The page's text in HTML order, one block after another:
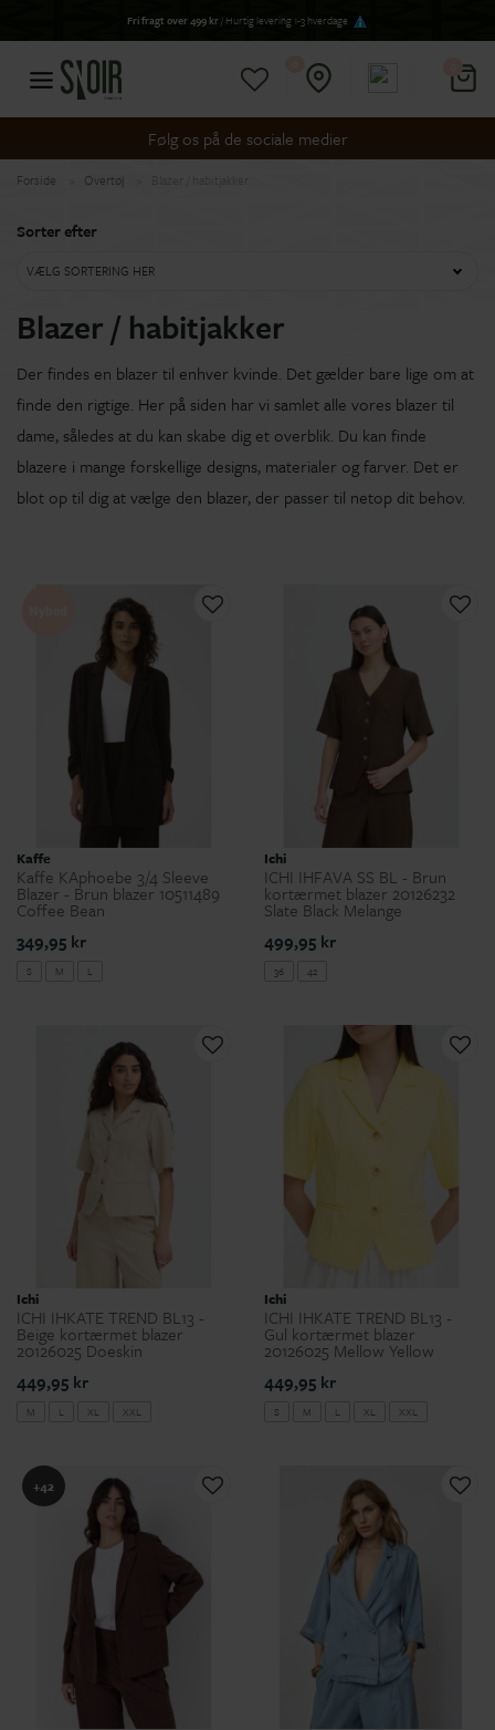
Fri fragt over 499 kr/ Hurtig levering 1-3 hverdage
Følg os på de sociale medier
Forside Overtøj
Sorter efter
VÆLG SORTERING HER
Blazer / habitjakker
Der findes en blazer til enhver kvinde. Det gælder bare lige om at
finde den rigtige. Her på siden har vi samlet alle vores blazer til
dame, således at du kan skabe dig et overblik. Du kan finde
blazere i mange forskellige designs, materialer og farver. Det er
blot op til dig at vælge den blazer, der passer til netop dit behov.
Kaffe
Kaffe KAphoebe 3/4 Sleeve
Blazer - Brun blazer 10511489
Coffee Bean
349,95 kr
S M L
Ichi
ICHI IHFAVA SS BL - Brun
kortærmet blazer 20126232
Slate Black Melange
499,95 kr
36 42
Ichi
ICHI IHKATE TREND BL13 -
Beige kortærmet blazer
20126025 Doeskin
449,95 kr
M L XL XXL
Ichi
ICHI IHKATE TREND BL13 -
Gul kortærmet blazer
20126025 Mellow Yellow
449,95 kr
S M L XL XXL
+42